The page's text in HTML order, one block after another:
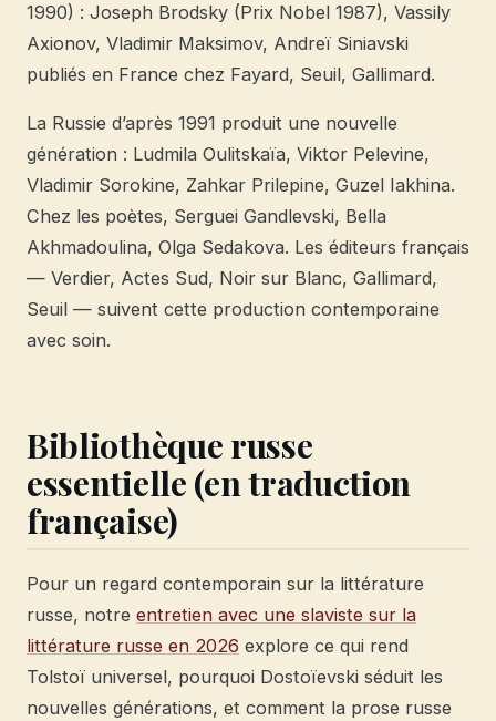
1990) : Joseph Brodsky (Prix Nobel 1987), Vassily
Axionov, Vladimir Maksimov, Andreï Siniavski
publiés en France chez Fayard, Seuil, Gallimard.
La Russie d’après 1991 produit une nouvelle
génération : Ludmila Oulitskaïa, Viktor Pelevine,
Vladimir Sorokine, Zahkar Prilepine, Guzel Iakhina.
Chez les poètes, Serguei Gandlevski, Bella
Akhmadoulina, Olga Sedakova. Les éditeurs français
— Verdier, Actes Sud, Noir sur Blanc, Gallimard,
Seuil — suivent cette production contemporaine
avec soin.
Bibliothèque russe
essentielle (en traduction
française)
Pour un regard contemporain sur la littérature
russe, notre entretien avec une slaviste sur la
littérature russe en 2026 explore ce qui rend
Tolstoï universel, pourquoi Dostoïevski séduit les
nouvelles générations, et comment la prose russe